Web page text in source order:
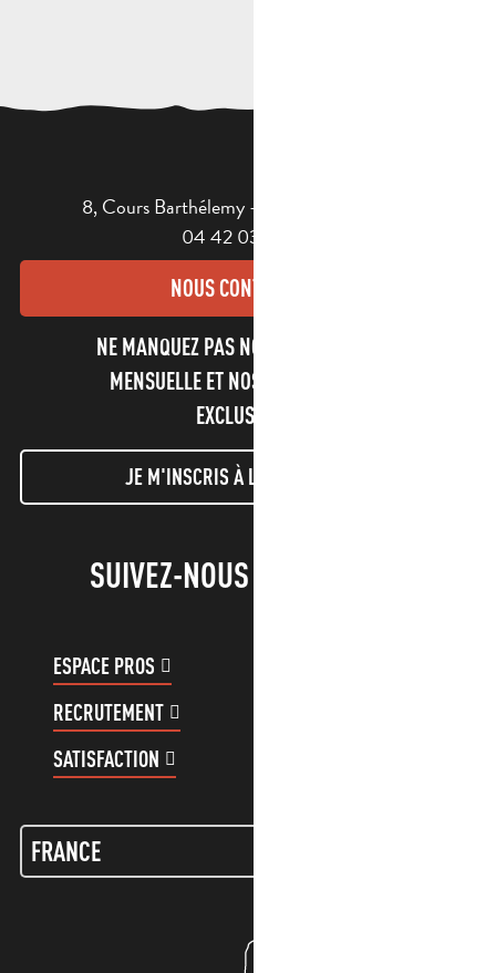
8, Cours Barthélemy - 13400 AUBAGNE
04 42 03 49 98
NOUS CONTACTER
NE MANQUEZ PAS NOTRE NEWSLETTER
MENSUELLE ET NOS INFORMATIONS
EXCLUSIVES !
JE M'INSCRIS À LA NEWSLETTER
SUIVEZ-NOUS !
ESPACE PROS
RECRUTEMENT
SATISFACTION